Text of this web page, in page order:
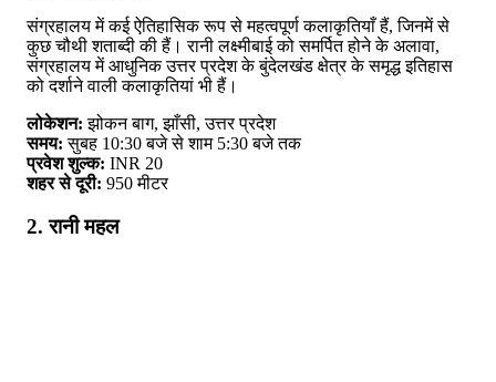
संग्रहालय में कई ऐतिहासिक रूप से महत्वपूर्ण कलाकृतियाँ हैं, जिनमें से
कुछ चौथी शताब्दी की हैं। रानी लक्ष्मीबाई को समर्पित होने के अलावा,
संग्रहालय में आधुनिक उत्तर प्रदेश के बुंदेलखंड क्षेत्र के समृद्ध इतिहास
को दर्शाने वाली कलाकृतियां भी हैं।
लोकेशन: झोकन बाग, झाँसी, उत्तर प्रदेश
समय: सुबह 10:30 बजे से शाम 5:30 बजे तक
प्रवेश शुल्क: INR 20
शहर से दूरी: 950 मीटर
2. रानी महल